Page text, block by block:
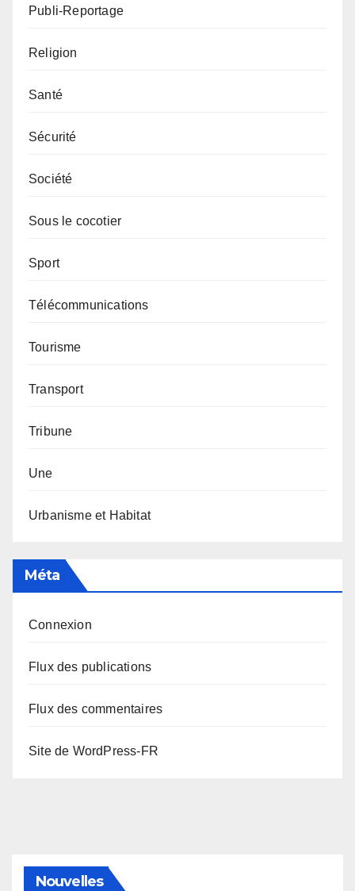
Publi-Reportage
Religion
Santé
Sécurité
Société
Sous le cocotier
Sport
Télécommunications
Tourisme
Transport
Tribune
Une
Urbanisme et Habitat
Méta
Connexion
Flux des publications
Flux des commentaires
Site de WordPress-FR
Nouvelles